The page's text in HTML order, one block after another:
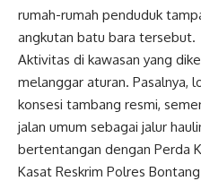
rumah-rumah penduduk
angkutan batu bara tersebut.
Aktivitas di kawasan yang
melanggar aturan. Pasalnya,
konsesi tambang resmi,
jalan umum sebagai jalur
bertentangan dengan Perda
Kasat Reskrim Polres